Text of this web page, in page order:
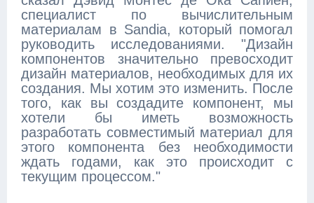
специалист по вычислительным
материалам в Sandia, который помогал
руководить исследованиями. "Дизайн
компонентов значительно превосходит
дизайн материалов, необходимых для их
создания. Мы хотим это изменить. После
того, как вы создадите компонент, мы
хотели бы иметь возможность
разработать совместимый материал для
этого компонента без необходимости
ждать годами, как это происходит с
текущим процессом."